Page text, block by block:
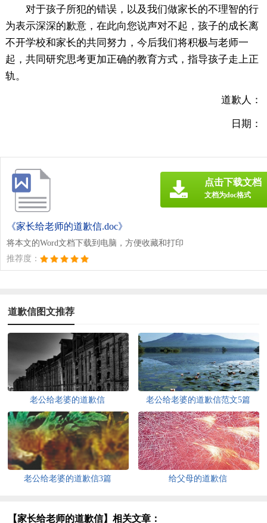
对于孩子所犯的错误，以及我们做家长的不理智的行
为表示深深的歉意，在此向您说声对不起，孩子的成长离
不开学校和家长的共同努力，今后我们将积极与老师一
起，共同研究思考更加正确的教育方式，指导孩子走上正
轨。
道歉人：
日期：
《家长给老师的道歉信.doc》
将本文的Word文档下载到电脑，方便收藏和打印
推荐度：
点击下载文档
文档为doc格式
道歉信图文推荐
老公给老婆的道歉信 老公给老婆的道歉信范文5篇
老公给老婆的道歉信3篇 给父母的道歉信
【家长给老师的道歉信】相关文章：